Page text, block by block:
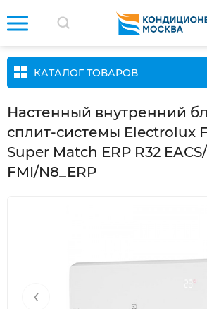
КАТАЛОГ ТОВАРОВ
Настенный внутренний
сплит-системы Electrolux
Super Match ERP R32
FMI/N8_ERP
‹